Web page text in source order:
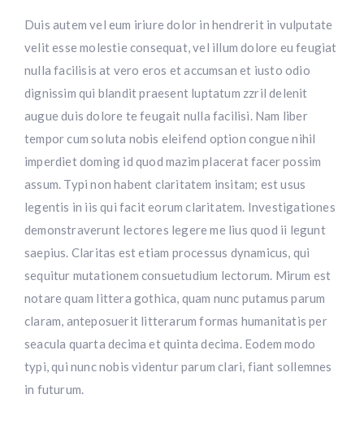
Duis autem vel eum iriure dolor in hendrerit in vulputate
velit esse molestie consequat, vel illum dolore eu feugiat
nulla facilisis at vero eros et accumsan et iusto odio
dignissim qui blandit praesent luptatum zzril delenit
augue duis dolore te feugait nulla facilisi. Nam liber
tempor cum soluta nobis eleifend option congue nihil
imperdiet doming id quod mazim placerat facer possim
assum. Typi non habent claritatem insitam; est usus
legentis in iis qui facit eorum claritatem. Investigationes
demonstraverunt lectores legere me lius quod ii legunt
saepius. Claritas est etiam processus dynamicus, qui
sequitur mutationem consuetudium lectorum. Mirum est
notare quam littera gothica, quam nunc putamus parum
claram, anteposuerit litterarum formas humanitatis per
seacula quarta decima et quinta decima. Eodem modo
typi, qui nunc nobis videntur parum clari, fiant sollemnes
in futurum.